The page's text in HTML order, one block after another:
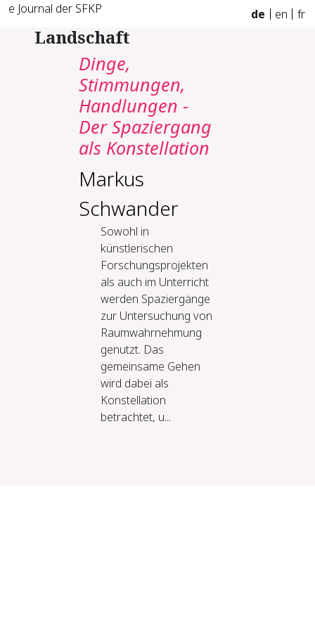
e Journal der SFKP de en fr
Landschaft
Dinge,
Stimmungen,
Handlungen -
Der Spaziergang
als Konstellation
Markus
Schwander
Sowohl in
künstlerischen
Forschungsprojekten
als auch im Unterricht
werden Spaziergänge
zur Untersuchung von
Raumwahrnehmung
genutzt. Das
gemeinsame Gehen
wird dabei als
Konstellation
betrachtet, u...